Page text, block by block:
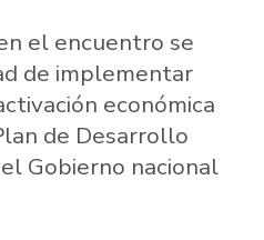
el encuentro se
de implementar
económica
de Desarrollo
Gobierno nacional